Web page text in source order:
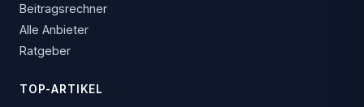
Beitragsrechner
Alle Anbieter
Ratgeber
TOP-ARTIKEL